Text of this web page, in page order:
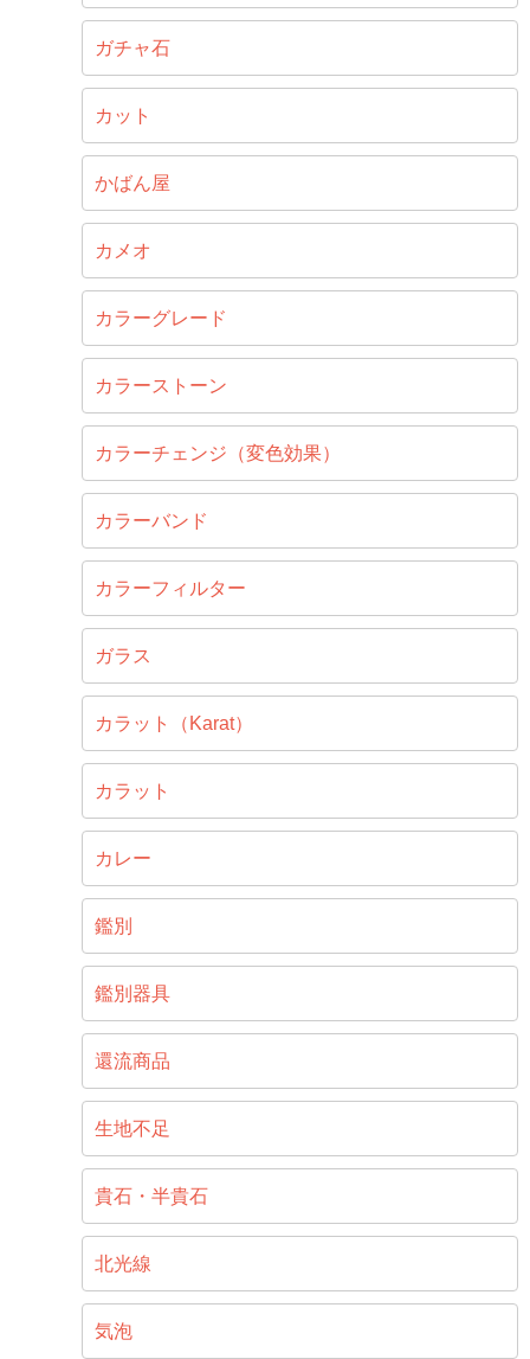
ガチャ石
カット
かばん屋
カメオ
カラーグレード
カラーストーン
カラーチェンジ（変色効果）
カラーバンド
カラーフィルター
ガラス
カラット（Karat）
カラット
カレー
鑑別
鑑別器具
還流商品
生地不足
貴石・半貴石
北光線
気泡